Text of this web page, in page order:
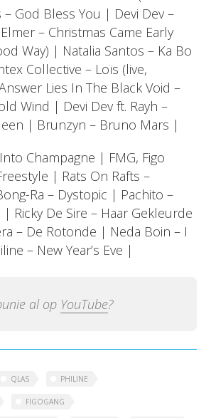
God Bless You | Devi Dev –
– Christmas Came Early
Way) | Natalia Santos – Ka Bo
Collective – Loïs (live,
Lies In The Black Void –
Wind | Devi Dev ft. Rayh –
| Brunzyn – Bruno Mars |
Champagne | FMG, Figo
| Rats On Rafts –
Ra – Dystopic | Pachito –
Ricky De Sire – Haar Gekleurde
– De Rotonde | Neda Boin – I
– New Year’s Eve |
al op YouTube?
QLAS PHILINE
FIGOGANG